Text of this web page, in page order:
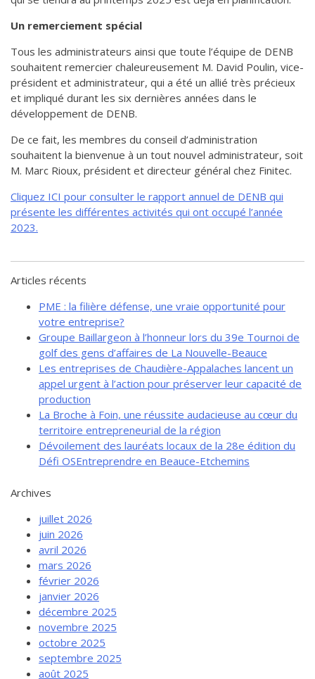
Un remerciement spécial
Tous les administrateurs ainsi que toute l’équipe de DENB
souhaitent remercier chaleureusement M. David Poulin, vice-
président et administrateur, qui a été un allié très précieux
et impliqué durant les six dernières années dans le
développement de DENB.
De ce fait, les membres du conseil d’administration
souhaitent la bienvenue à un tout nouvel administrateur, soit
M. Marc Rioux, président et directeur général chez Finitec.
Cliquez ICI pour consulter le rapport annuel de DENB qui
présente les différentes activités qui ont occupé l’année
2023.
Articles récents
PME : la filière défense, une vraie opportunité pour
votre entreprise?
Groupe Baillargeon à l’honneur lors du 39e Tournoi de
golf des gens d’affaires de La Nouvelle-Beauce
Les entreprises de Chaudière-Appalaches lancent un
appel urgent à l’action pour préserver leur capacité de
production
La Broche à Foin, une réussite audacieuse au cœur du
territoire entrepreneurial de la région
Dévoilement des lauréats locaux de la 28e édition du
Défi OSEntreprendre en Beauce-Etchemins
Archives
juillet 2026
juin 2026
avril 2026
mars 2026
février 2026
janvier 2026
décembre 2025
novembre 2025
octobre 2025
septembre 2025
août 2025